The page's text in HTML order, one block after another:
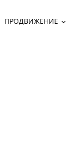
ПРОДВИЖЕНИЕ